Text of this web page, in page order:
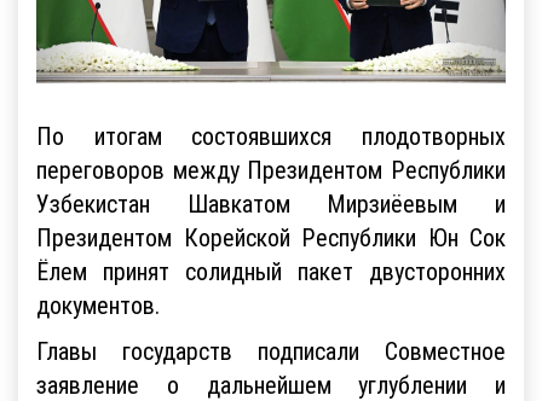
По итогам состоявшихся плодотворных
переговоров между Президентом Республики
Узбекистан Шавкатом Мирзиёевым и
Президентом Корейской Республики Юн Сок
Ёлем принят солидный пакет двусторонних
документов.
Главы государств подписали Совместное
заявление о дальнейшем углублении и